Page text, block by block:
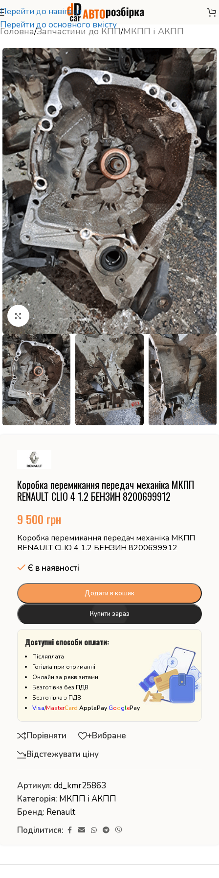
Перейти до навігації
Перейти до основного вмісту
Головна/Запчастини до КПП/МКПП і АКПП
Натисніть, щоб збільшити
Коробка перемикання передач механіка МКПП
RENAULT CLIO 4 1.2 БЕНЗИН 8200699912
9 500 грн
Коробка перемикання передач механіка МКПП
RENAULT CLIO 4 1.2 БЕНЗИН 8200699912
Є в наявності
Додати в кошик
Купити зараз
Доступні способи оплати:
Післяплата
Готівка при отриманні
Онлайн за реквізитами
Безготівка без ПДВ
Безготівка з ПДВ
Visa/MasterCard ApplePay GooglePay
Порівняти
+Вибране
Відстежувати ціну
Артикул: dd_kmr25863
Категорія: МКПП і АКПП
Бренд: Renault
Поділитися: